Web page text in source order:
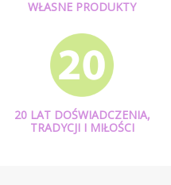
WŁASNE PRODUKTY
20 LAT DOŚWIADCZENIA,
TRADYCJI I MIŁOŚCI